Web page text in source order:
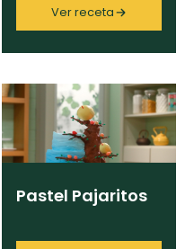
Limpiar
Ver receta
Pastel Pajaritos